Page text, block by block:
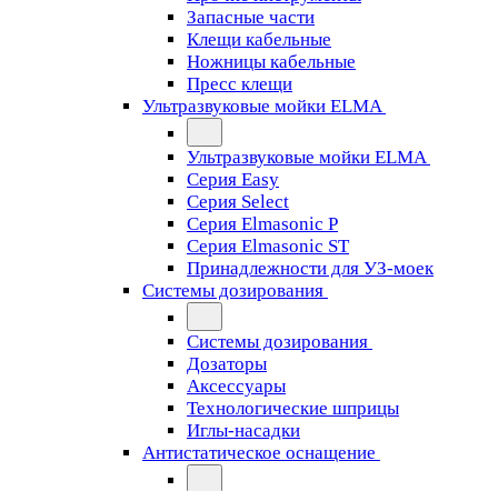
Запасные части
Клещи кабельные
Ножницы кабельные
Пресс клещи
Ультразвуковые мойки ELMA
Ультразвуковые мойки ELMA
Серия Easy
Серия Select
Серия Elmasonic P
Серия Elmasonic ST
Принадлежности для УЗ-моек
Системы дозирования
Системы дозирования
Дозаторы
Аксессуары
Технологические шприцы
Иглы-насадки
Антистатическое оснащение